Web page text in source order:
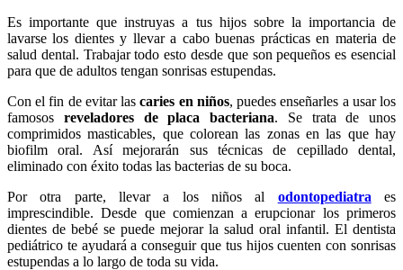
Es importante que instruyas a tus hijos sobre la importancia de
lavarse los dientes y llevar a cabo buenas prácticas en materia de
salud dental. Trabajar todo esto desde que son pequeños es esencial
para que de adultos tengan sonrisas estupendas.
Con el fin de evitar lascaries en niños, puedes enseñarles a usar los
famosos reveladores de placa bacteriana. Se trata de unos
comprimidos masticables, que colorean las zonas en las que hay
biofilm oral. Así mejorarán sus técnicas de cepillado dental,
eliminado con éxito todas las bacterias de su boca.
Por otra parte, llevar a los niños al odontopediatra es
imprescindible. Desde que comienzan a erupcionar los primeros
dientes de bebé se puede mejorar la salud oral infantil. El dentista
pediátrico te ayudará a conseguir que tus hijos cuenten con sonrisas
estupendas a lo largo de toda su vida.